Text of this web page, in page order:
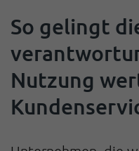
So gelingt
Nutzung